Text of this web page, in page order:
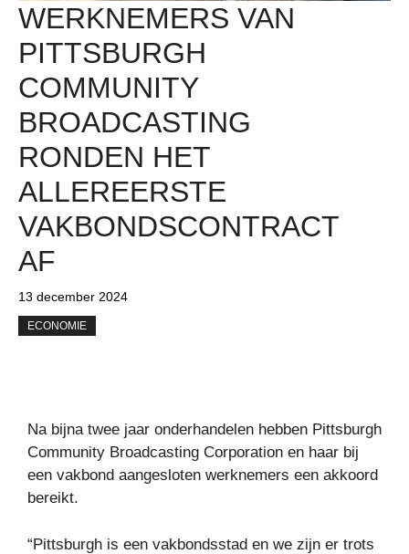
WERKNEMERS VAN
PITTSBURGH
COMMUNITY
BROADCASTING
RONDEN HET
ALLEREERSTE
VAKBONDSCONTRACT
AF
13 december 2024
ECONOMIE
Na bijna twee jaar onderhandelen hebben Pittsburgh
Community Broadcasting Corporation en haar bij
een vakbond aangesloten werknemers een akkoord
bereikt.
“Pittsburgh is een vakbondsstad en we zijn er trots